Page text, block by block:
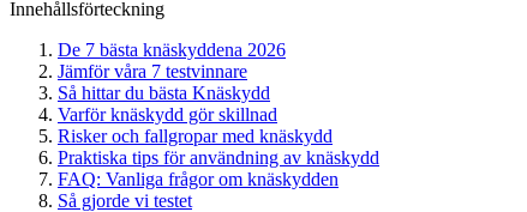
Innehållsförteckning
De 7 bästa knäskyddena 2026
Jämför våra 7 testvinnare
Så hittar du bästa Knäskydd
Varför knäskydd gör skillnad
Risker och fallgropar med knäskydd
Praktiska tips för användning av knäskydd
FAQ: Vanliga frågor om knäskydden
Så gjorde vi testet